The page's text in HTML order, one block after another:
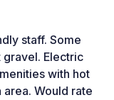
staff. Some
Electric
with hot
Would rate